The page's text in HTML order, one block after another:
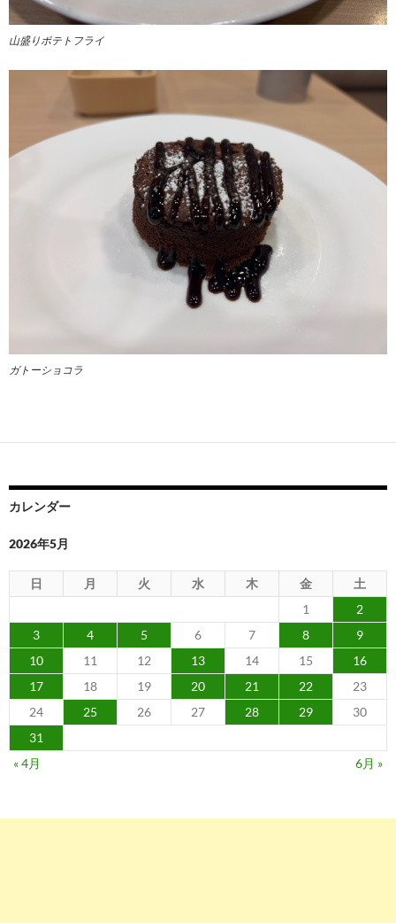
山盛りポテトフライ
ガトーショコラ
カレンダー
2026年5月
日 月 火 水 木 金
土
1
2
3
4 5 6 7 8
9
10
11 12 13 14 15
16
17
18 19 20 21 22
23
24
25 26 27 28 29
30
31
« 4月
6月 »